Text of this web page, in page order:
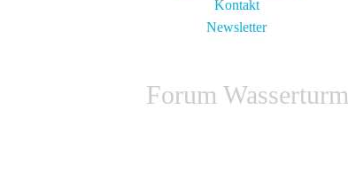
Kontakt
Newsletter
Forum Wasserturm